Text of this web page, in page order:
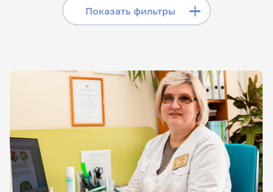
смотрите сюжеты на
«Rutube»
Показать фильтры
Скрыть фильтры
Поиск по рубрикам
Поиск по дате
Поиск по темам